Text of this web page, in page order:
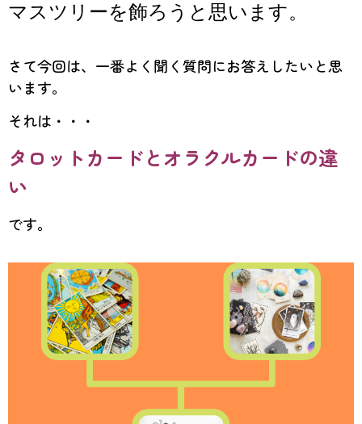
マスツリーを飾ろうと思います。
さて今回は、一番よく聞く質問にお答えしたいと思
います。
それは・・・
タロットカードとオラクルカードの違
い
です。